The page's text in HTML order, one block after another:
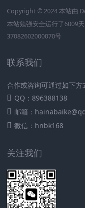
Copyright © 2024 本站由
本站勉强安全运行了6009天
37082602000070号
联系我们
合作或咨询可通过如下方
QQ：896388138
邮箱：
微信：hnbk168
关注我们